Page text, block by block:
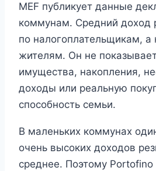
MEF публикует данные
коммунам. Средний доход
по налогоплательщикам, а
жителям. Он не
имущества, накопления,
доходы или реальную
способность семьи.
В маленьких коммунах
очень высоких доходов
среднее. Поэтому Portofino